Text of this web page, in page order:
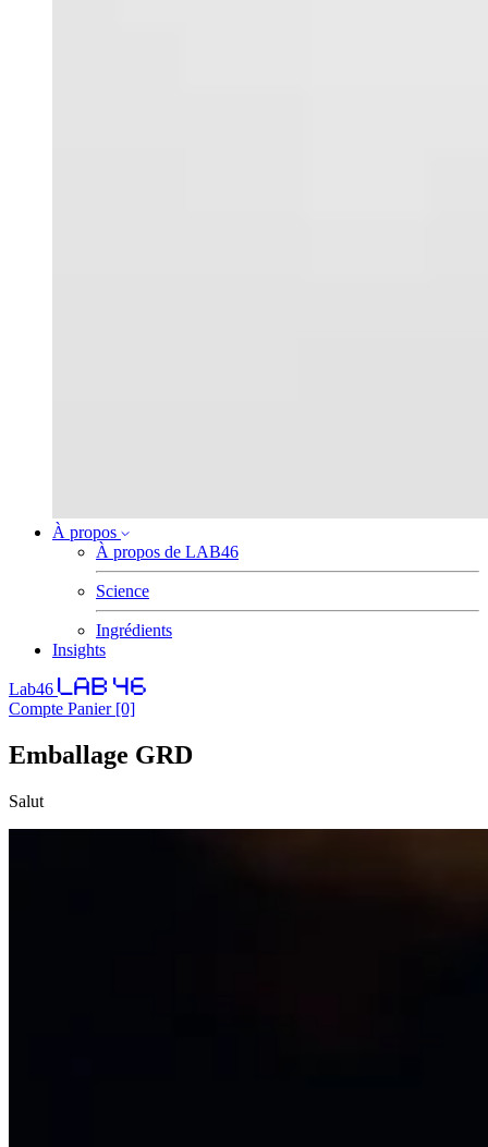
À propos
À propos de LAB46
Science
Ingrédients
Insights
Lab46
Compte Panier [0]
Emballage GRD
Salut